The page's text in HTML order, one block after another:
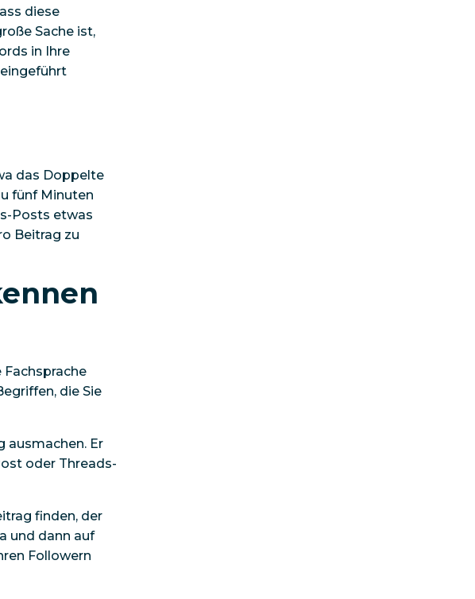
diese
Sache ist,
in Ihre
das Doppelte
fünf Minuten
Posts etwas
Beitrag zu
Fachsprache
die Sie
ausmachen. Er
oder Threads-
finden, der
und dann auf
Followern